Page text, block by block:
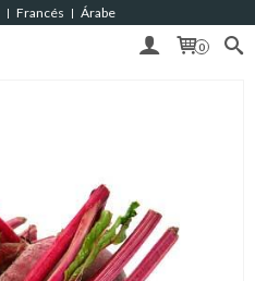
| Francés | Árabe
0